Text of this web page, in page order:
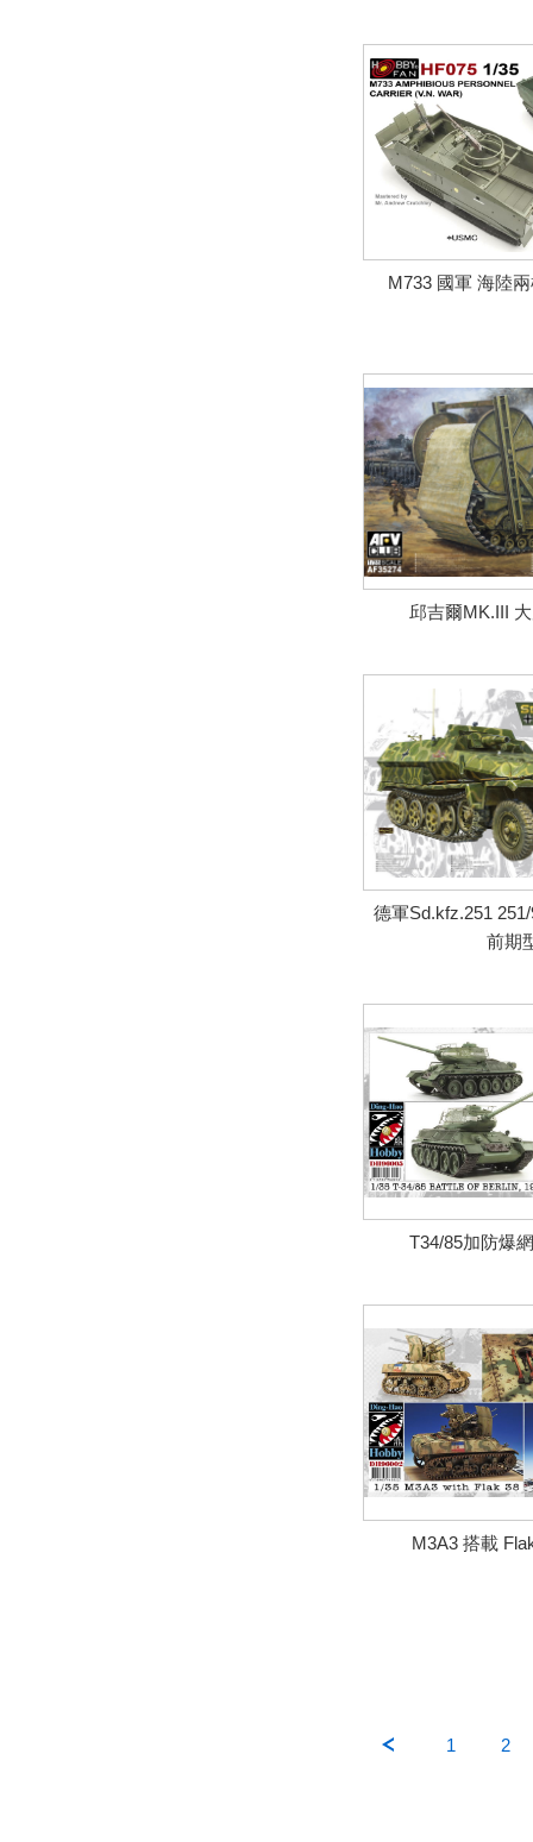
M733 國軍 海陸
邱吉爾MK.III
德軍Sd.kfz.251
前期
T34/85加防爆
M3A3 搭載
1 2